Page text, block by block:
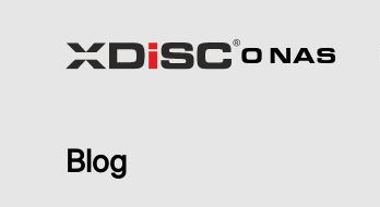
O NAS
Blog